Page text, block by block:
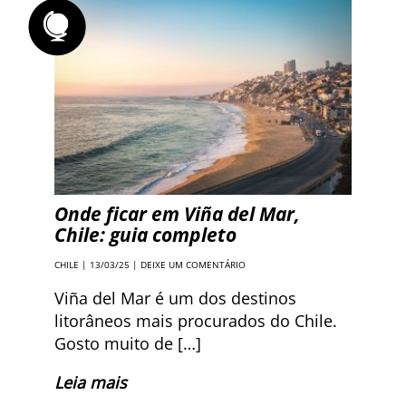
Onde ficar em Viña del Mar,
Chile: guia completo
CHILE | 13/03/25 | DEIXE UM COMENTÁRIO
Viña del Mar é um dos destinos
litorâneos mais procurados do Chile.
Gosto muito de […]
Leia mais